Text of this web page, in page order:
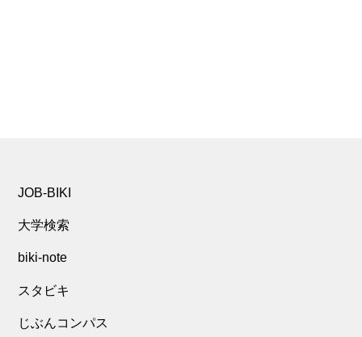
JOB-BIKI
大学検索
biki-note
スタビキ
じぶんコンパス